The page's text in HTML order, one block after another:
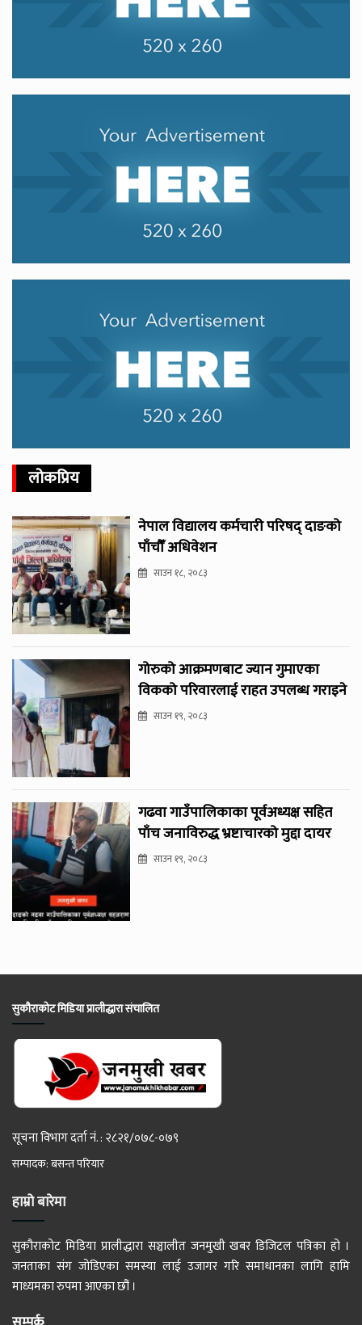
लोकप्रिय
नेपाल विद्यालय कर्मचारी परिषद् दाङको
पाँचौँ अधिवेशन
साउन १८, २०८३
गोरुको आक्रमणबाट ज्यान गुमाएका
विकको परिवारलाई राहत उपलब्ध गराइने
साउन १९, २०८३
गढवा गाउँपालिकाका पूर्वअध्यक्ष सहित
पाँच जनाविरुद्ध भ्रष्टाचारको मुद्दा दायर
साउन १९, २०८३
सुकौराकोट मिडिया प्रालीद्धारा संचालित
सूचना विभाग दर्ता नं. : २८२१/०७८-०७९
सम्पादक: बसन्त परियार
हाम्रो बारेमा
सुकौराकोट मिडिया प्रालीद्धारा सञ्चालीत जनमुखी खबर डिजिटल पत्रिका हो ।
जनताका संग जोडिएका समस्या लाई उजागर गरि समाधानका लागि हामि
माध्यमका रुपमा आएका छौं ।